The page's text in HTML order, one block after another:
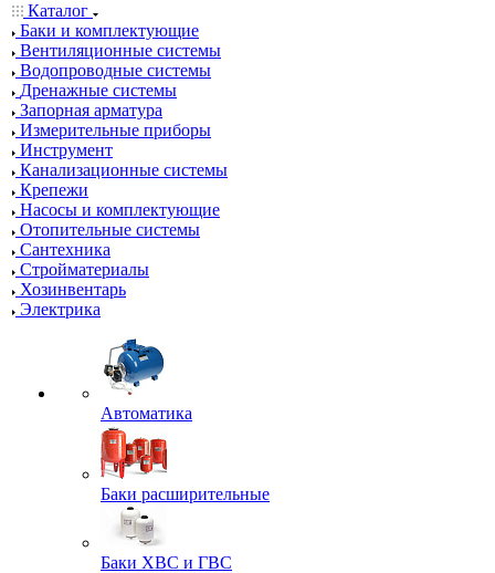
Каталог
Баки и комплектующие
Вентиляционные системы
Водопроводные системы
Дренажные системы
Запорная арматура
Измерительные приборы
Инструмент
Канализационные системы
Крепежи
Насосы и комплектующие
Отопительные системы
Сантехника
Стройматериалы
Хозинвентарь
Электрика
Автоматика
Баки расширительные
Баки ХВС и ГВС